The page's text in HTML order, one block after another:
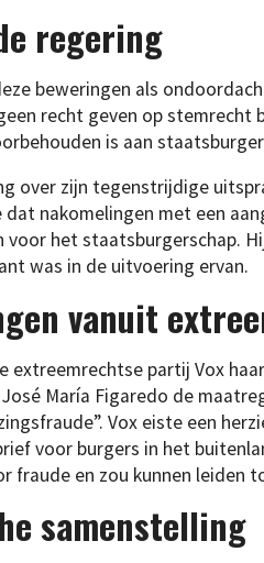
regering
beweringen als
recht geven op stemrecht
is aan
over zijn tegenstrijdige
nakomelingen met een
voor het staatsburgerschap.
was in de uitvoering ervan.
vanuit
extreemrechtse partij Vox
María Figaredo de
Vox eiste een
voor burgers in het
fraude en zou kunnen leiden
samenstelling